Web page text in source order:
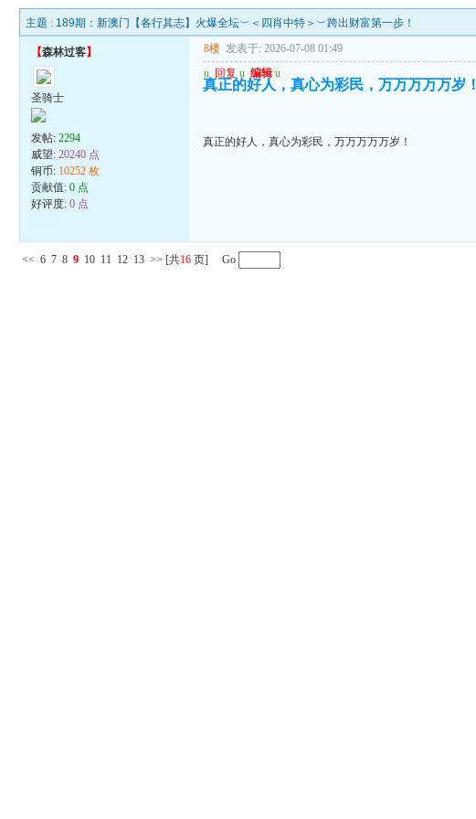
主题 : 189期：新澳门【各行其志】火爆全坛︶＜四肖中特＞︶跨出财富第一步！
【森林过客】
圣骑士
发帖:2294
威望:20240 点
铜币: 10252 枚
贡献值:0 点
好评度:0 点
8楼 发表于: 2026-07-08 01:49
u 回复 u 编辑 u
真正的好人，真心为彩民，万万万万万岁！
真正的好人，真心为彩民，万万万万万岁！
<< 6 7 8 9 10 11 12 13 >> [共16 页] Go